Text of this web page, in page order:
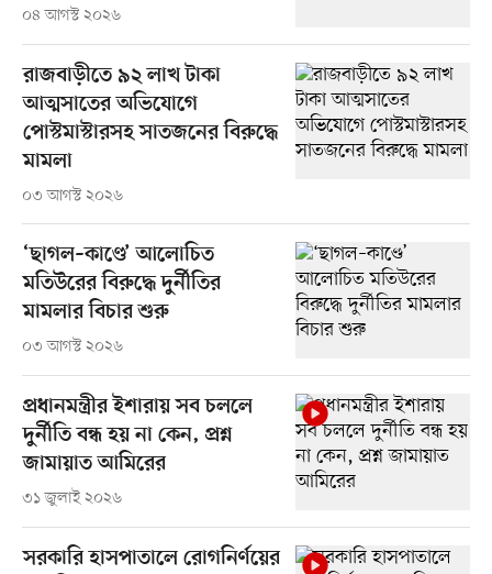
০৪ আগস্ট ২০২৬
রাজবাড়ীতে ৯২ লাখ টাকা
আত্মসাতের অভিযোগে
পোস্টমাস্টারসহ সাতজনের বিরুদ্ধে
মামলা
০৩ আগস্ট ২০২৬
‘ছাগল–কাণ্ডে’ আলোচিত
মতিউরের বিরুদ্ধে দুর্নীতির
মামলার বিচার শুরু
০৩ আগস্ট ২০২৬
প্রধানমন্ত্রীর ইশারায় সব চললে
দুর্নীতি বন্ধ হয় না কেন, প্রশ্ন
জামায়াত আমিরের
৩১ জুলাই ২০২৬
সরকারি হাসপাতালে রোগনির্ণয়ের